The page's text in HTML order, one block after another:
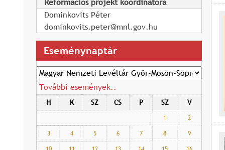
Dominkovits Péter
dominkovits.peter@mnl.gov.hu
Eseménynaptár
További események..
H K SZ CS P SZ
V
1
2
3
4 5 6 7 8
9